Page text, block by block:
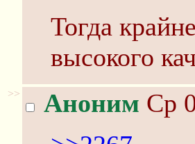
Тогда
высокого
>> Аноним Ср